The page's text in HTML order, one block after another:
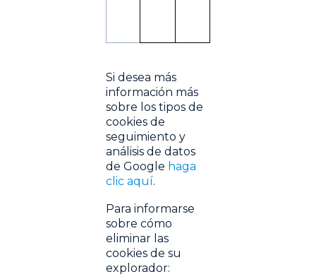
Si desea más
información más
sobre los tipos de
cookies de
seguimiento y
análisis de datos
de Google haga
clic aquí.
Para informarse
sobre cómo
eliminar las
cookies de su
explorador: